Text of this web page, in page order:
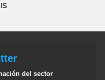
del sector